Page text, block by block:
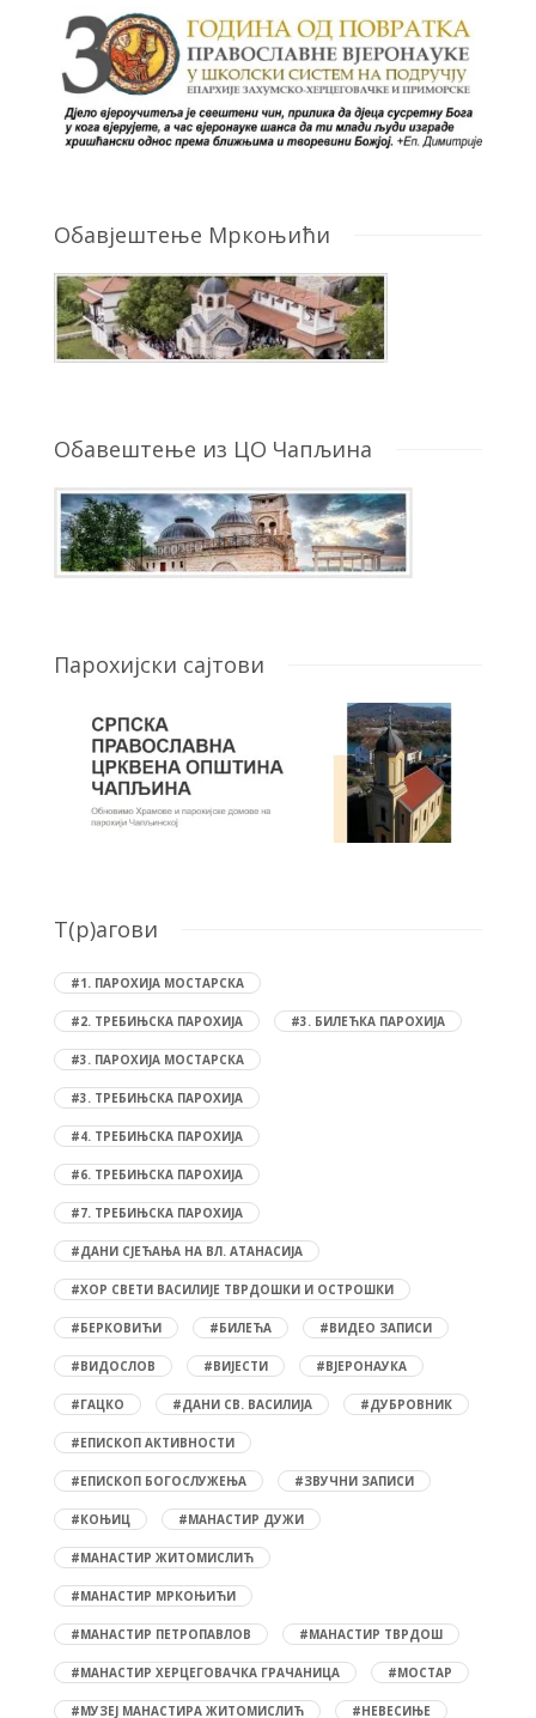
Обавјештење Мркоњићи
Обавештење из ЦО Чапљина
Парохијски сајтови
T(р)агови
#1. ПАРОХИЈА МОСТАРСКА
#2. ТРЕБИЊСКА ПАРОХИЈА #3. БИЛЕЋКА ПАРОХИЈА
#3. ПАРОХИЈА МОСТАРСКА
#3. ТРЕБИЊСКА ПАРОХИЈА
#4. ТРЕБИЊСКА ПАРОХИЈА
#6. ТРЕБИЊСКА ПАРОХИЈА
#7. ТРЕБИЊСКА ПАРОХИЈА
#ДАНИ СЈЕЋАЊА НА ВЛ. АТАНАСИЈА
#ХОР СВЕТИ ВАСИЛИЈЕ ТВРДОШКИ И ОСТРОШКИ
#БЕРКОВИЋИ #БИЛЕЋА #ВИДЕО ЗАПИСИ
#ВИДОСЛОВ #ВИЈЕСТИ #ВЈЕРОНАУКА
#ГАЦКО #ДАНИ СВ. ВАСИЛИЈА #ДУБРОВНИК
#ЕПИСКОП АКТИВНОСТИ
#ЕПИСКОП БОГОСЛУЖЕЊА #ЗВУЧНИ ЗАПИСИ
#КОЊИЦ #МАНАСТИР ДУЖИ
#МАНАСТИР ЖИТОМИСЛИЋ
#МАНАСТИР МРКОЊИЋИ
#МАНАСТИР ПЕТРОПАВЛОВ #МАНАСТИР ТВРДОШ
#МАНАСТИР ХЕРЦЕГОВАЧКА ГРАЧАНИЦА #МОСТАР
#МУЗЕЈ МАНАСТИРА ЖИТОМИСЛИЋ #НЕВЕСИЊЕ